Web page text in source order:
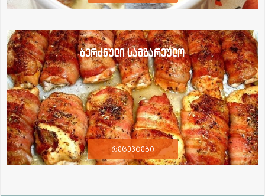
ბერძნული სამზარეულო
რეცეპტები